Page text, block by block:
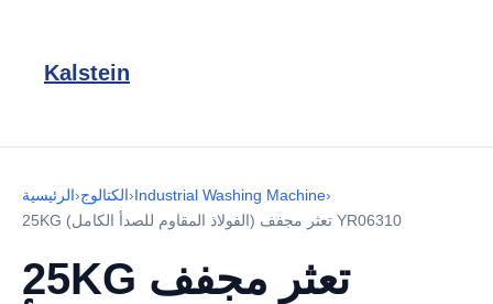
Kalstein
الرئيسية›الكتالوج›Industrial Washing Machine›
25KG تعثر مجفف (الفولاذ المقاوم للصدأ الكامل) YR06310
25KG تعثر مجفف